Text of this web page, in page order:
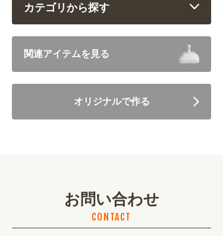
カテゴリから探す
住まい・暮らし (5246)
美容・健康 (4656)
不動産・建築 (1886)
カルチャー・教養 (684)
関連アイテムを見る
オリジナルで作る
お問い合わせ
CONTACT